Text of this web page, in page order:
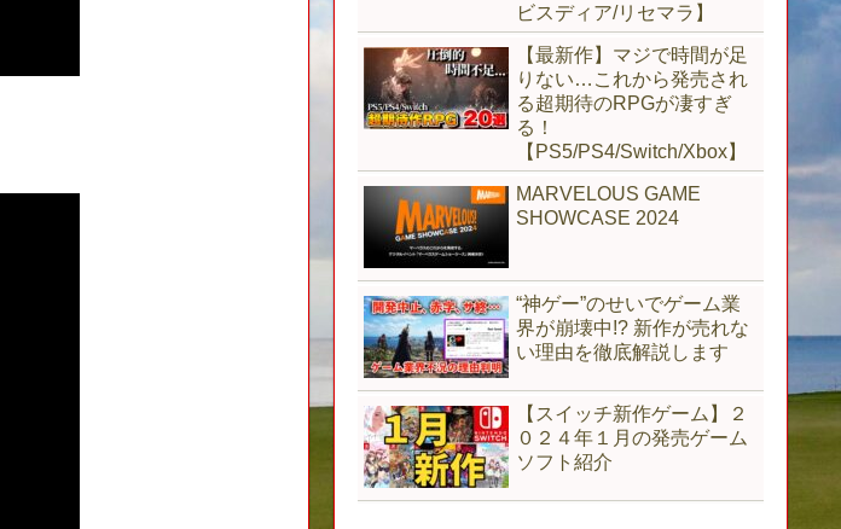
ビスディア/リセマラ】
【最新作】マジで時間が足
りない…これから発売され
る超期待のRPGが凄すぎ
る！
【PS5/PS4/Switch/Xbox】
MARVELOUS GAME
SHOWCASE 2024
“神ゲー”のせいでゲーム業
界が崩壊中!? 新作が売れな
い理由を徹底解説します
【スイッチ新作ゲーム】２
０２４年１月の発売ゲーム
ソフト紹介